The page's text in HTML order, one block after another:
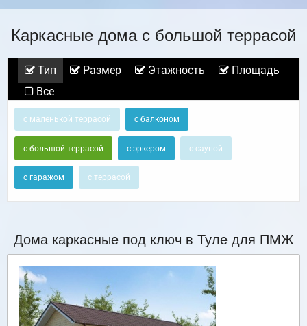
Каркасные дома с большой террасой
Тип Размер Этажность
Площадь
Все
с маленькой террасой с балконом
с большой террасой с эркером с сауной
с гаражом с террасой
Дома каркасные под ключ в Туле для ПМЖ